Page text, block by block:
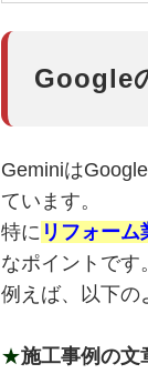
Google
Geminiは
ています。
特に リフォー
なポイントです。
例えば、以下の
★施工事例の文